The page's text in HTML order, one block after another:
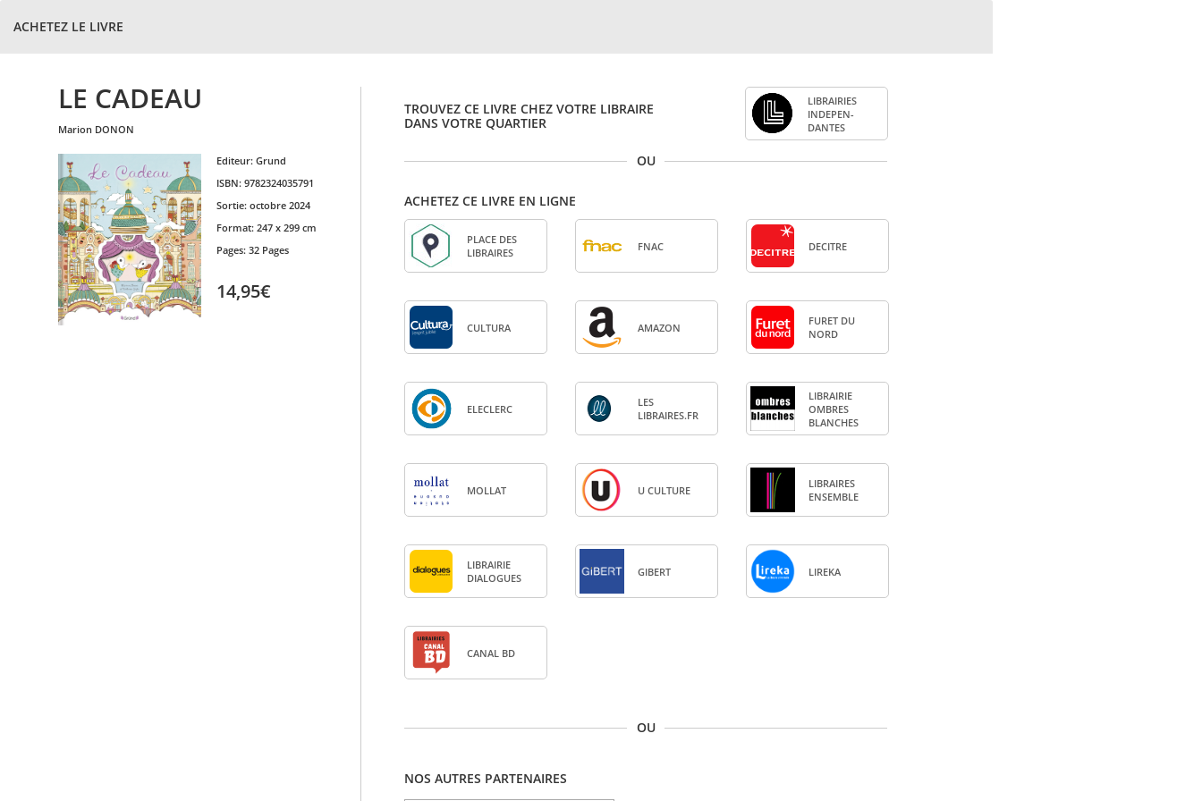
ACHETEZ LE LIVRE
LE CADEAU
marion DONON
Editeur: Grund
ISBN: 9782324035791
Sortie: octobre 2024
Format: 247 x 299 cm
Pages: 32 Pages
14,95€
TROUVEZ CE LIVRE CHEZ VOTRE LIBRAIRE
DANS VOTRE QUARTIER
LIBRAI­RIES
INDE­PEN­
DANTES
OU
ACHETEZ CE LIVRE EN LIGNE
PLACE DES
LIBRAIRES
FNAC DECITRE
CULTURA AMA­ZON
FURET DU
NORD
ELE­CLERC
LES
LIBRAIRES.FR
LIBRAI­RIE
OMBRES
BLANCHES
MOL­LAT U CULTURE
LIBRAIRES
ENSEMBLE
LIBRAI­RIE
DIA­LOGUES
GIBERT LIREKA
CANAL BD
OU
NOS AUTRES PARTENAIRES